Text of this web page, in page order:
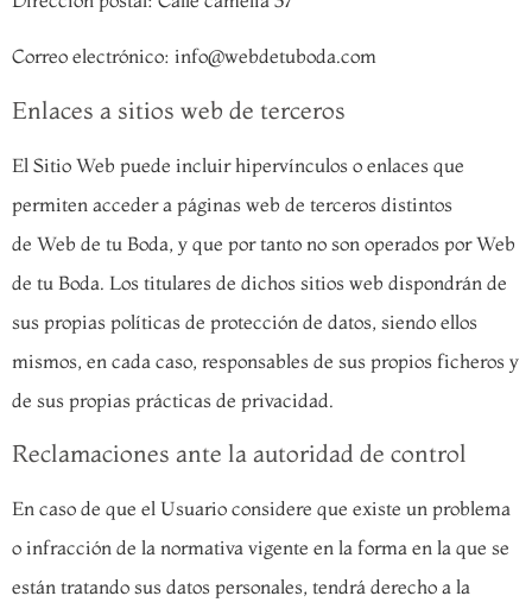
Correo electrónico: info@webdetuboda.com
Enlaces a sitios web de terceros
El Sitio Web puede incluir hipervínculos o enlaces que
permiten acceder a páginas web de terceros distintos
de Web de tu Boda, y que por tanto no son operados por Web
de tu Boda. Los titulares de dichos sitios web dispondrán de
sus propias políticas de protección de datos, siendo ellos
mismos, en cada caso, responsables de sus propios ficheros y
de sus propias prácticas de privacidad.
Reclamaciones ante la autoridad de control
En caso de que el Usuario considere que existe un problema
o infracción de la normativa vigente en la forma en la que se
están tratando sus datos personales, tendrá derecho a la